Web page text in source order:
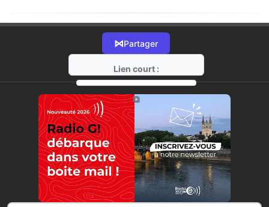
⋈Partager
Lien court :
https://radio-g.fr?7193
⧉